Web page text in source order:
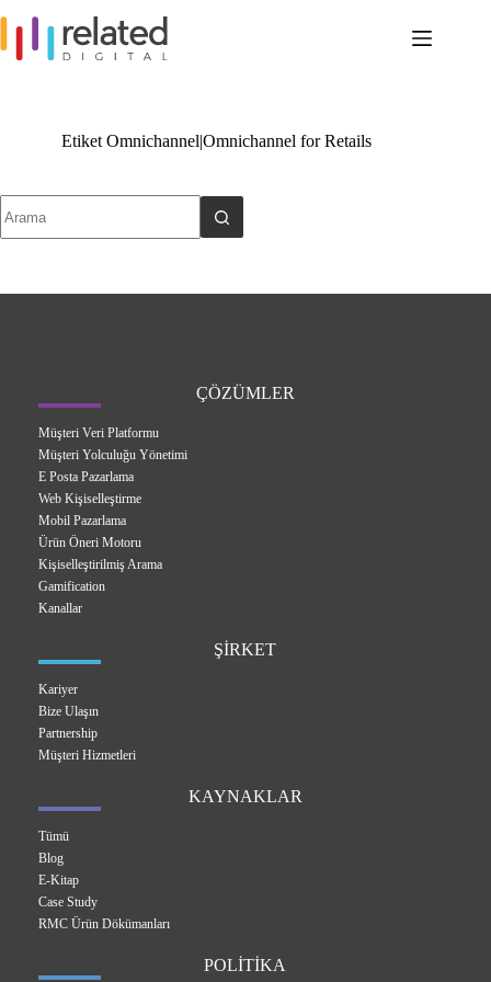
content
EtiketOmnichannel|Omnichannel for Retails
results
ÇÖZÜMLER
Müşteri Veri Platformu
Müşteri Yolculuğu Yönetimi
E Posta Pazarlama
Web Kişiselleştirme
Mobil Pazarlama
Ürün Öneri Motoru
Kişiselleştirilmiş Arama
Gamification
Kanallar
ŞİRKET
Kariyer
Bize Ulaşın
Partnership
Müşteri Hizmetleri
KAYNAKLAR
Tümü
Blog
E-Kitap
Case Study
RMC Ürün Dökümanları
POLİTİKA